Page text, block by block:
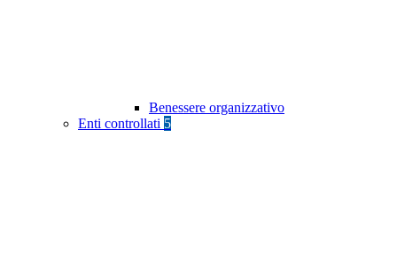
Benessere organizzativo
Enti controllati 5